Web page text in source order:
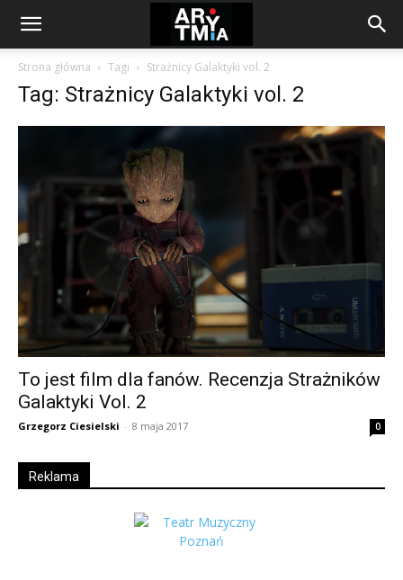
arytmia.eu
Strona główna Tagi Strażnicy Galaktyki vol. 2
Tag: Strażnicy Galaktyki vol. 2
To jest film dla fanów. Recenzja Strażników
Galaktyki Vol. 2
Grzegorz Ciesielski - 8 maja 2017 0
Reklama